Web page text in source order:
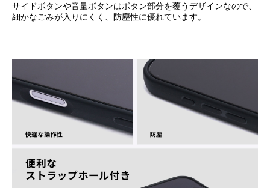
サイドボタンや音量ボタンはボタン部分を覆うデザインなので、
細かなごみが入りにくく、防塵性に優れています。